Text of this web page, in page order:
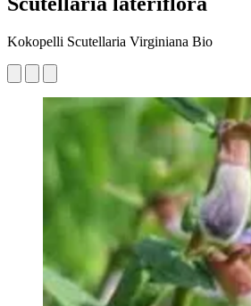
Kokopelli Scutellaria Virginiana Bio